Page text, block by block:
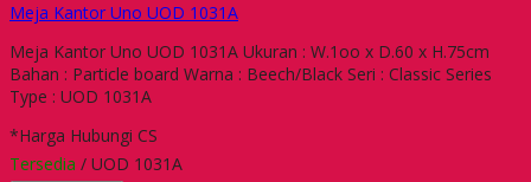
Meja Kantor Uno UOD 1031A
Meja Kantor Uno UOD 1031A Ukuran : W.1oo x D.60 x H.75cm
Bahan : Particle board Warna : Beech/Black Seri : Classic Series
Type : UOD 1031A
*Harga Hubungi CS
Tersedia / UOD 1031A